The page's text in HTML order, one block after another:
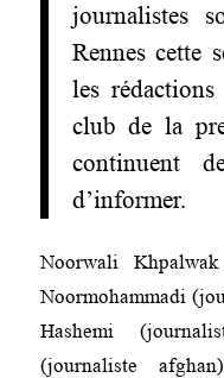
journalistes
Rennes cette
les
club de la
continuent
d’informer.
Noorwali
Noormohammadi
Hashemi
(journaliste